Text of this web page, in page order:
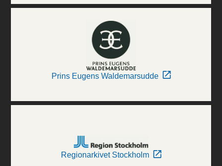
Prins Eugens Waldemarsudde
Regionarkivet Stockholm